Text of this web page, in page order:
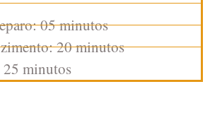
05 minutos
20 minutos
minutos